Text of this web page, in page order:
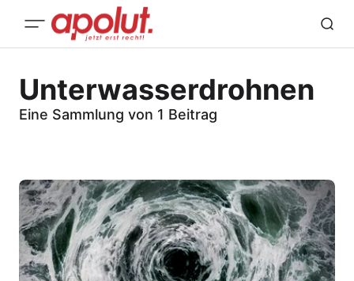
Unterwasserdrohnen
Eine Sammlung von 1 Beitrag